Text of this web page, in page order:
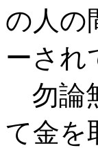
の人の
ーされ
勿論
て金を